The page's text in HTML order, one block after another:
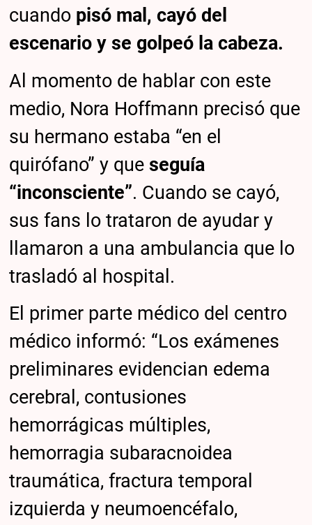
cuando pisó mal, cayó del
escenario y se golpeó la cabeza.
Al momento de hablar con este
medio, Nora Hoffmann precisó que
su hermano estaba “en el
quirófano” y queseguía
“inconsciente”. Cuando se cayó,
sus fans lo trataron de ayudar y
llamaron a una ambulancia que lo
trasladó al hospital.
El primer parte médico del centro
médico informó: “Los exámenes
preliminares evidencian edema
cerebral, contusiones
hemorrágicas múltiples,
hemorragia subaracnoidea
traumática, fractura temporal
izquierda y neumoencéfalo,